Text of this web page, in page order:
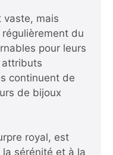
vaste, mais
du
pour leurs
continuent de
de bijoux
royal, est
sérénité et à la